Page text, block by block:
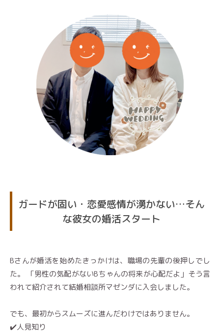
ガードが固い・恋愛感情が湧かない…そん
な彼女の婚活スタート
Bさんが婚活を始めたきっかけは、職場の先輩の後押しでし
た。 「男性の気配がないBちゃんの将来が心配だよ」そう言
われて紹介されて結婚相談所マゼンダに入会しました。
でも、最初からスムーズに進んだわけではありません。
✔️人見知り